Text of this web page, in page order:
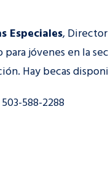
Especiales,
jóvenes en la
Hay becas
588-2288